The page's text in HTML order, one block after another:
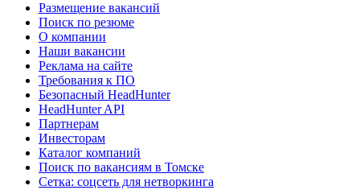
Размещение вакансий
Поиск по резюме
О компании
Наши вакансии
Реклама на сайте
Требования к ПО
Безопасный HeadHunter
HeadHunter API
Партнерам
Инвесторам
Каталог компаний
Поиск по вакансиям в Томске
Сетка: соцсеть для нетворкинга